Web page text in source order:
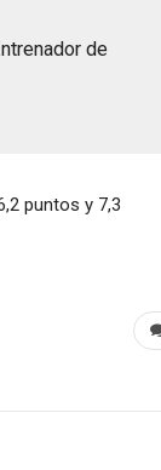
de
puntos y 7,3